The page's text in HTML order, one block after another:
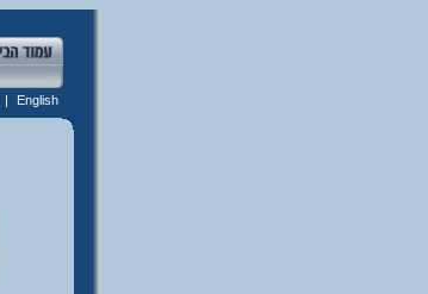
| English